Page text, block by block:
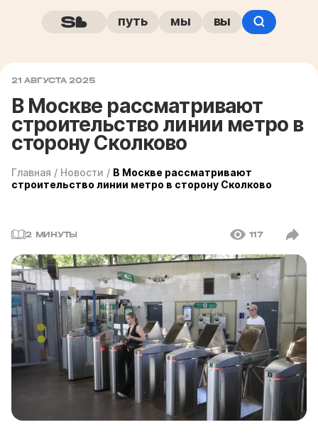
путь мы вы
21 АВГУСТА 2025
В Москве рассматривают
строительство линии метро в
сторону Сколково
Главная / Новости / В Москве рассматривают
строительство линии метро в сторону Сколково
2 МИНУТЫ 117